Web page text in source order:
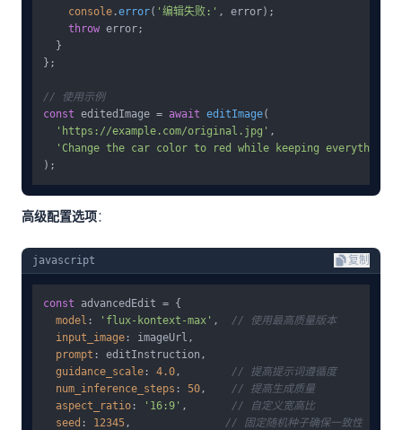
console .error( '编辑失败:' , error);
throw error;
  }
};
// 使用示例
const editedImage = await editImage(
'https://example.com/original.jpg' ,
'Change the car color to red while keeping everything
高级配置选项：
javascript 复制
const advancedEdit = {
model : 'flux-kontext-max' , // 使用最高质量版本
input_image : imageUrl,
prompt : editInstruction,
guidance_scale : 4.0 , // 提高提示词遵循度
num_inference_steps : 50 , // 提高生成质量
aspect_ratio : '16:9' , // 自定义宽高比
seed : 12345 , // 固定随机种子确保一致性